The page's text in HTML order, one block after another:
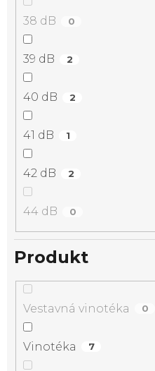
38 dB 0
39 dB 2
40 dB 2
41 dB 1
42 dB 2
44 dB 0
Produkt
Vestavná vinotéka 0
Vinotéka 7